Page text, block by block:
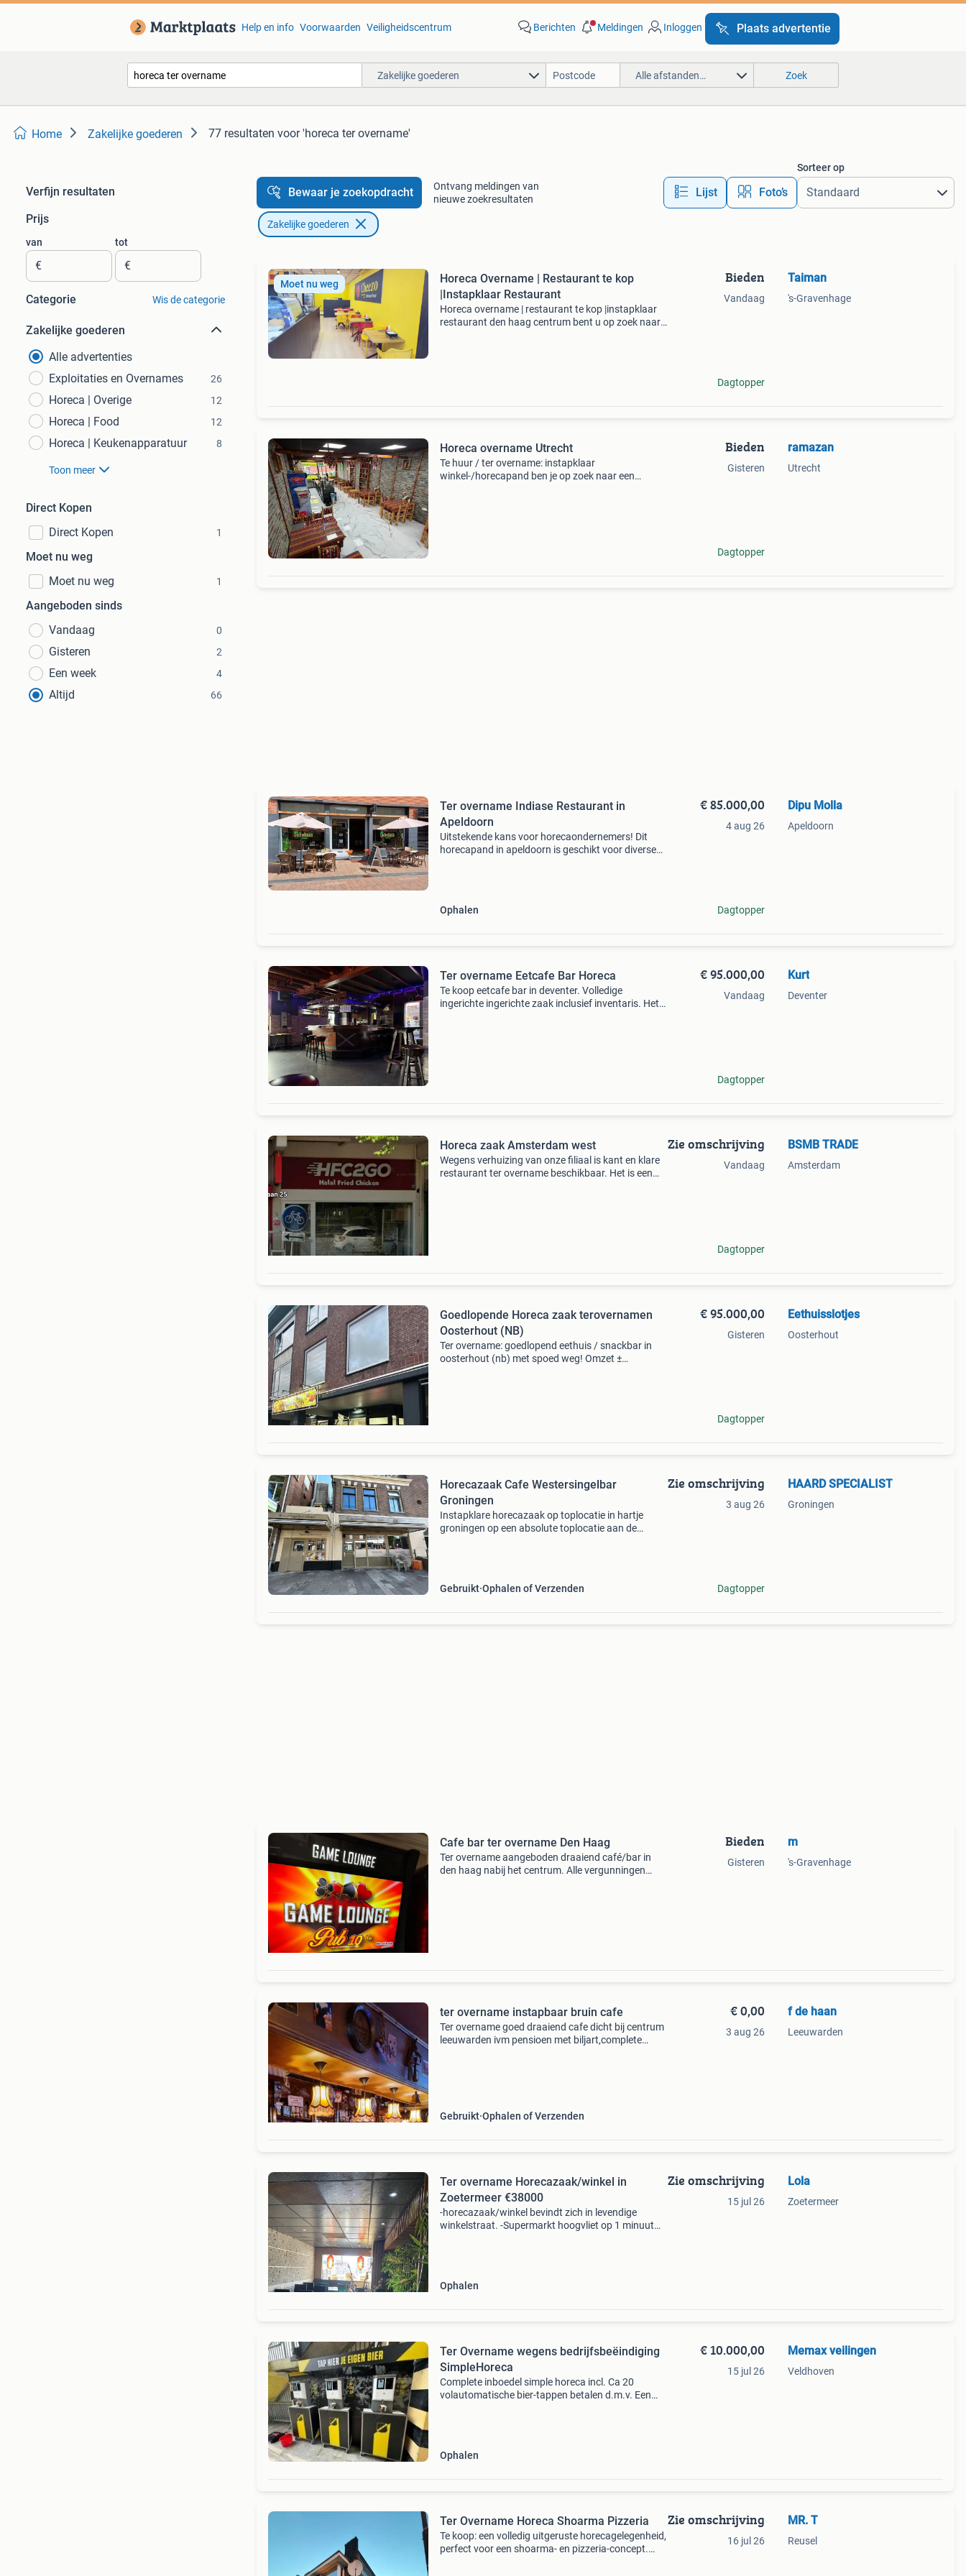
Help en info Voorwaarden Veiligheidscentrum Berichten Meldingen Inloggen Plaats advertentie
Zakelijke goederen Alle afstanden… Zoek
Home Zakelijke goederen 77 resultaten voor 'horeca ter overname'
Verfijn resultaten
Prijs
van
€
tot
€
Categorie Wis de categorie
Zakelijke goederen
Alle advertenties
Exploitaties en Overnames
26
Horeca | Overige 12
Horeca | Food 12
Horeca | Keukenapparatuur 8
Toon meer
Direct Kopen
Direct Kopen
1
Moet nu weg
Moet nu weg
1
Aangeboden sinds
Vandaag
0
Gisteren 2
Een week 4
Altijd 66
Bewaar je zoekopdracht
Ontvang meldingen van
nieuwe zoekresultaten
Lijst Foto’s
Sorteer op
Zakelijke goederen
Moet nu weg
Horeca Overname | Restaurant te kop
|Instapklaar Restaurant
Horeca overname | restaurant te kop |instapklaar
restaurant den haag centrum bent u op zoek naar
Bieden
Vandaag
Dagtopper
Taiman
's-Gravenhage
Horeca overname Utrecht
Te huur / ter overname: instapklaar
winkel-/horecapand ben je op zoek naar een
Bieden
Gisteren
Dagtopper
ramazan
Utrecht
Ter overname Indiase Restaurant in
Apeldoorn
Uitstekende kans voor horecaondernemers! Dit
horecapand in apeldoorn is geschikt voor diverse
Ophalen
€ 85.000,00
4 aug 26
Dagtopper
Dipu Molla
Apeldoorn
Ter overname Eetcafe Bar Horeca
Te koop eetcafe bar in deventer. Volledige
ingerichte ingerichte zaak inclusief inventaris. Het
€ 95.000,00
Vandaag
Dagtopper
Kurt
Deventer
Horeca zaak Amsterdam west
Wegens verhuizing van onze filiaal is kant en klare
restaurant ter overname beschikbaar. Het is een
Zie omschrijving
Vandaag
Dagtopper
BSMB TRADE
Amsterdam
Goedlopende Horeca zaak terovernamen
Oosterhout (NB)
Ter overname: goedlopend eethuis / snackbar in
oosterhout (nb) met spoed weg! Omzet ±
€ 95.000,00
Gisteren
Dagtopper
Eethuisslotjes
Oosterhout
Horecazaak Cafe Westersingelbar
Groningen
Instapklare horecazaak op toplocatie in hartje
groningen op een absolute toplocatie aan de
Gebruikt Ophalen of Verzenden
Zie omschrijving
3 aug 26
Dagtopper
HAARD SPECIALIST
Groningen
Cafe bar ter overname Den Haag
Ter overname aangeboden draaiend café/bar in
den haag nabij het centrum. Alle vergunningen
Bieden
Gisteren
m
's-Gravenhage
ter overname instapbaar bruin cafe
Ter overname goed draaiend cafe dicht bij centrum
leeuwarden ivm pensioen met biljart,complete
Gebruikt Ophalen of Verzenden
€ 0,00
3 aug 26
f de haan
Leeuwarden
Ter overname Horecazaak/winkel in
Zoetermeer €38000
-horecazaak/winkel bevindt zich in levendige
winkelstraat. -Supermarkt hoogvliet op 1 minuut
Ophalen
Zie omschrijving
15 jul 26
Lola
Zoetermeer
Ter Overname wegens bedrijfsbeëindiging
SimpleHoreca
Complete inboedel simple horeca incl. Ca 20
volautomatische bier-tappen betalen d.m.v. Een
Ophalen
€ 10.000,00
15 jul 26
Memax veilingen
Veldhoven
Ter Overname Horeca Shoarma Pizzeria
Te koop: een volledig uitgeruste horecagelegenheid,
perfect voor een shoarma- en pizzeria-concept.
Zie omschrijving
16 jul 26
MR. T
Reusel